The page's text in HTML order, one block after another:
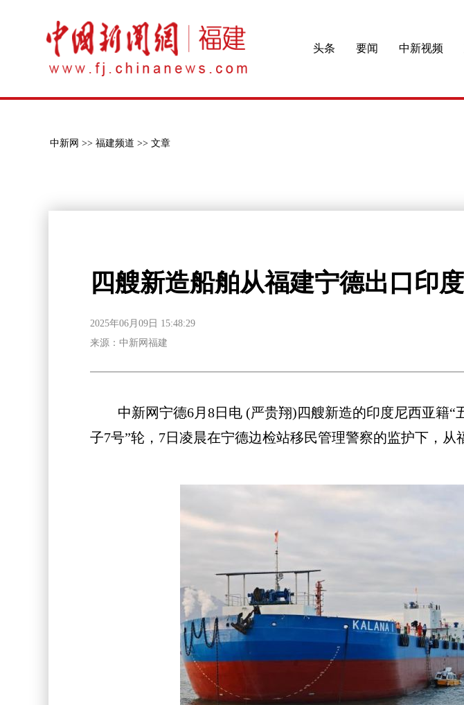
头条 要闻 中新视频
中新网 >> 福建频道 >> 文章
四艘新造船舶从福建宁德出口印
2025年06月09日 15:48:29
来源：中新网福建
中新网宁德6月8日电 (严贵翔)四艘新造的印度尼西亚籍“
子7号”轮，7日凌晨在宁德边检站移民管理警察的监护下，从